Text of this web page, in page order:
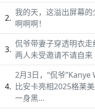
我的天，这溢出屏幕
啊啊啊！
侃爷带妻子穿透明衣
两人未受邀请不请自来
2月3日，“侃爷”Kanye
比安卡亮相2025格莱
一身黑…